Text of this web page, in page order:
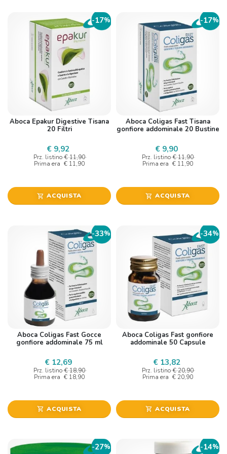
-17%
Aboca Epakur Digestive Tisana
20 Filtri
€ 9,92
Prz. listino € 11,90
Prima era € 11,90
shopping_cart ACQUISTA
-17%
Aboca Coligas Fast Tisana
gonfiore addominale 20 Bustine
€ 9,90
Prz. listino € 11,90
Prima era € 11,90
shopping_cart ACQUISTA
-33%
Aboca Coligas Fast Gocce
gonfiore addominale 75 ml
€ 12,69
Prz. listino € 18,90
Prima era € 18,90
shopping_cart ACQUISTA
-34%
Aboca Coligas Fast gonfiore
addominale 50 Capsule
€ 13,82
Prz. listino € 20,90
Prima era € 20,90
shopping_cart ACQUISTA
-27% -14%